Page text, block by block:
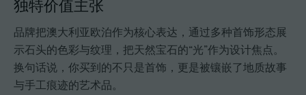
独特价值主张
品牌把澳大利亚欧泊作为核心表达，通过多种首饰形态展
示石头的色彩与纹理，把天然宝石的“光”作为设计焦点。
换句话说，你买到的不只是首饰，更是被镶嵌了地质故事
与手工痕迹的艺术品。